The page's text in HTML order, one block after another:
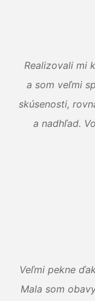
Realizovali mi
a som veľmi
skúsenosti,
a nadhľad.
Veľmi pekne
Mala som